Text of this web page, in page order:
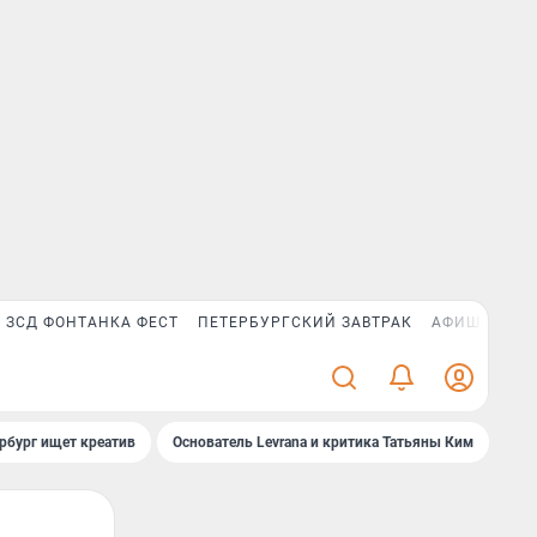
ЗСД ФОНТАНКА ФЕСТ ПЕТЕРБУРГСКИЙ ЗАВТРАК АФИША PLUS
ищет креатив Основатель Levrana и критика Татьяны Ким